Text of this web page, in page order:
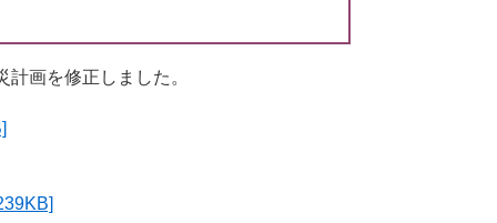
画を修正しました。